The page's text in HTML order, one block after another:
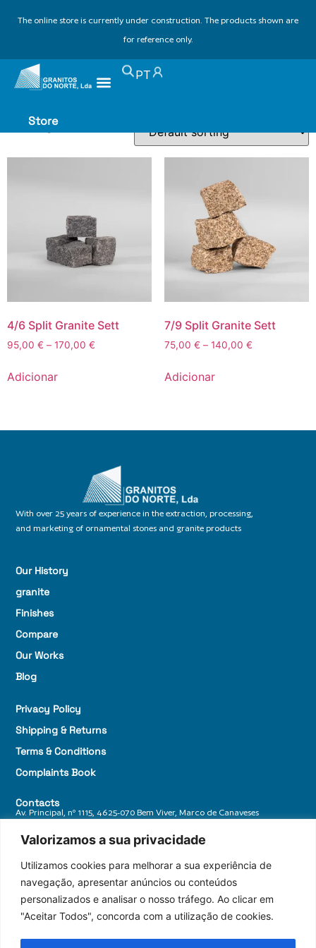
Valorizamos a sua privacidade
Utilizamos cookies para melhorar a sua experiência de
navegação, apresentar anúncios ou conteúdos
personalizados e analisar o nosso tráfego. Ao clicar em
"Aceitar Todos", concorda com a utilização de cookies.
The online store is currently under construction. The products shown are
for reference only.
PT
Store
walkway paving
Showing all 2 results
4/6 Split Granite Sett
95,00 € – 170,00 €
Adicionar
7/9 Split Granite Sett
75,00 € – 140,00 €
Adicionar
With over 25 years of experience in the extraction, processing,
and marketing of ornamental stones and granite products
Our History
granite
Finishes
Compare
Our Works
Blog
Privacy Policy
Shipping & Returns
Terms & Conditions
Complaints Book
Contacts
Av. Principal, nº 1115, 4625-070 Bem Viver, Marco de Canaveses
+ 351 255 588 770